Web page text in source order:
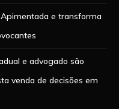
e transforma
e advogado são
venda de decisões em